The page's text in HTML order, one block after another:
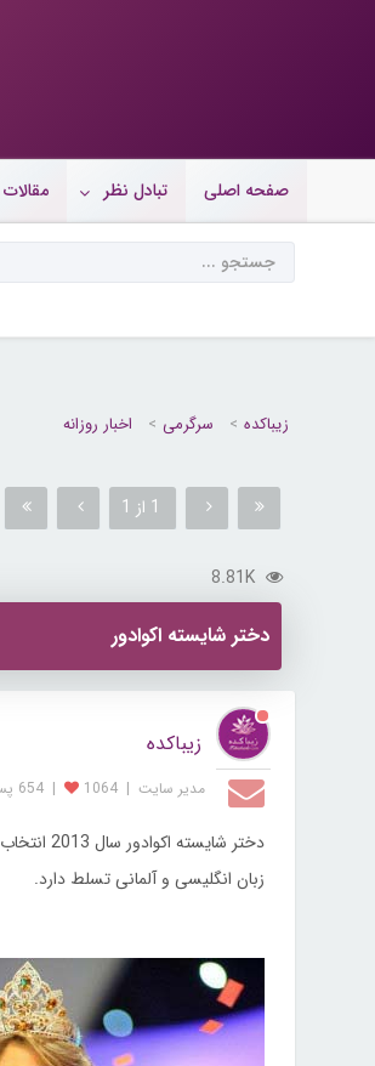
صفحه اصلی تبادل نظر مقالات
زیباکده سرگرمی اخبار روزانه
1 از 1
8.81K
دختر شایسته اکوادور
زیباکده
مدیر سایت |
1064
| 654 پست
زبان انگلیسی و آلمانی تسلط دارد.